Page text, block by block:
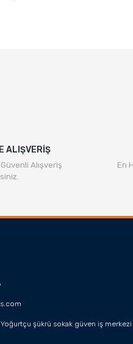
ALIŞVERİŞ
Alışveriş
En
şükrü sokak güven iş merkezi